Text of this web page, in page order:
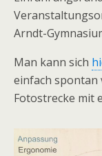
Arndt-
Man kann sich
einfach spontan
Fotostrecke mit